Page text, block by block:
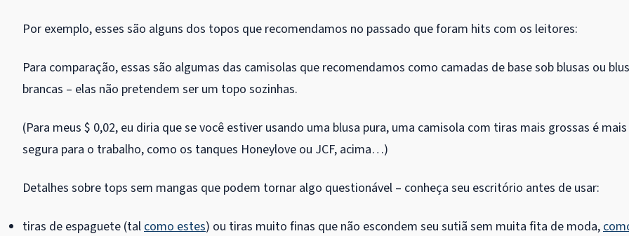
Por exemplo, esses são alguns dos topos que recomendamos no passado que foram hits com os leitores:
Para comparação, essas são algumas das camisolas que recomendamos como camadas de base sob blusas ou
brancas – elas não pretendem ser um topo sozinhas.
(Para meus $ 0,02, eu diria que se você estiver usando uma blusa pura, uma camisola com tiras mais grossas é mais
segura para o trabalho, como os tanques Honeylove ou JCF, acima…)
Detalhes sobre tops sem mangas que podem tornar algo questionável – conheça seu escritório antes de usar:
tiras de espaguete (tal como estes) ou tiras muito finas que não escondem seu sutiã sem muita fita de moda,